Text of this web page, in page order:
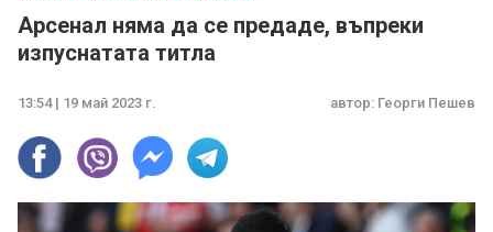
Арсенал няма да се предаде, въпреки
изпуснатата титла
13:54 | 19 май 2023 г. автор: Георги Пешев